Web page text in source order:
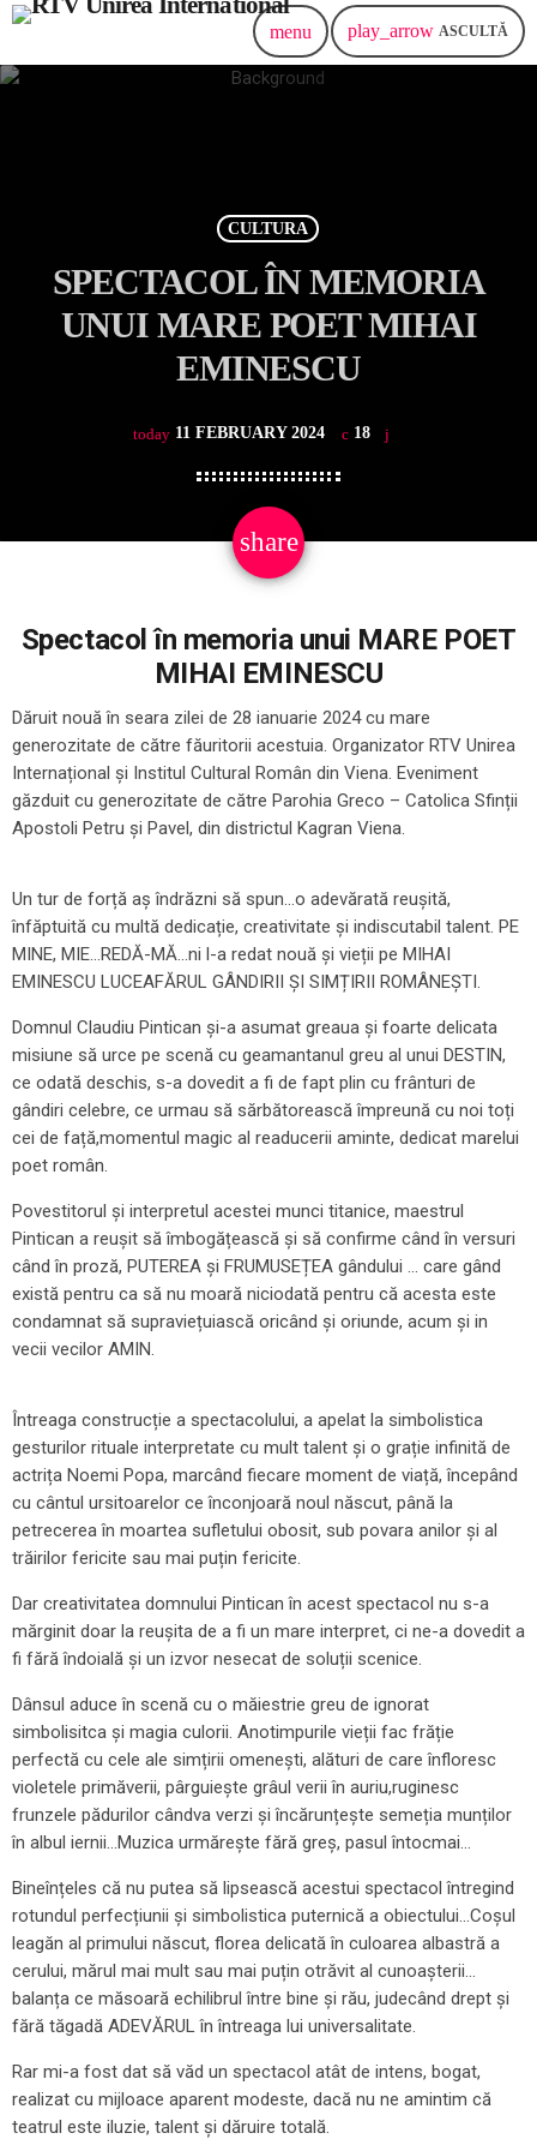
menu play_arrow ASCULTĂ
CULTURA
SPECTACOL ÎN MEMORIA
UNUI MARE POET MIHAI
EMINESCU
today 11 FEBRUARY 2024 18
share
email
Spectacol în memoria unui MARE POET
MIHAI EMINESCU
Dăruit nouă în seara zilei de 28 ianuarie 2024 cu mare
generozitate de către făuritorii acestuia. Organizator RTV Unirea
Internațional și Institul Cultural Român din Viena. Eveniment
găzduit cu generozitate de către Parohia Greco – Catolica Sfinții
Apostoli Petru și Pavel, din districtul Kagran Viena.
Un tur de forță aș îndrăzni să spun…o adevărată reușită,
înfăptuită cu multă dedicație, creativitate și indiscutabil talent. PE
MINE, MIE…REDĂ-MĂ…ni l-a redat nouă și vieții pe MIHAI
EMINESCU LUCEAFĂRUL GÂNDIRII ȘI SIMȚIRII ROMÂNEȘTI.
Domnul Claudiu Pintican și-a asumat greaua și foarte delicata
misiune să urce pe scenă cu geamantanul greu al unui DESTIN,
ce odată deschis, s-a dovedit a fi de fapt plin cu frânturi de
gândiri celebre, ce urmau să sărbătorească împreună cu noi toți
cei de față,momentul magic al readucerii aminte, dedicat marelui
poet român.
Povestitorul și interpretul acestei munci titanice, maestrul
Pintican a reușit să îmbogățească și să confirme când în versuri
când în proză, PUTEREA și FRUMUSEȚEA gândului … care gând
există pentru ca să nu moară niciodată pentru că acesta este
condamnat să supraviețuiască oricând și oriunde, acum și in
vecii vecilor AMIN.
Întreaga construcție a spectacolului, a apelat la simbolistica
gesturilor rituale interpretate cu mult talent și o grație infinită de
actrița Noemi Popa, marcând fiecare moment de viață, începând
cu cântul ursitoarelor ce înconjoară noul născut, până la
petrecerea în moartea sufletului obosit, sub povara anilor și al
trăirilor fericite sau mai puțin fericite.
Dar creativitatea domnului Pintican în acest spectacol nu s-a
mărginit doar la reușita de a fi un mare interpret, ci ne-a dovedit a
fi fără îndoială și un izvor nesecat de soluții scenice.
Dânsul aduce în scenă cu o măiestrie greu de ignorat
simbolisitca și magia culorii. Anotimpurile vieții fac frăție
perfectă cu cele ale simțirii omenești, alături de care înfloresc
violetele primăverii, pârguiește grâul verii în auriu,ruginesc
frunzele pădurilor cândva verzi și încărunțește semeția munților
în albul iernii…Muzica urmărește fără greș, pasul întocmai…
Bineînțeles că nu putea să lipsească acestui spectacol întregind
rotundul perfecțiunii și simbolistica puternică a obiectului…Coșul
leagăn al primului născut, florea delicată în culoarea albastră a
cerului, mărul mai mult sau mai puțin otrăvit al cunoașterii…
balanța ce măsoară echilibrul între bine și rău, judecând drept și
fără tăgadă ADEVĂRUL în întreaga lui universalitate.
Rar mi-a fost dat să văd un spectacol atât de intens, bogat,
realizat cu mijloace aparent modeste, dacă nu ne amintim că
teatrul este iluzie, talent și dăruire totală.